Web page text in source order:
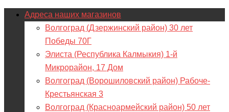
Адреса наших магазинов
Волгоград (Дзержинский район) 30 лет
Победы 70Г
Элиста (Республика Калмыкия) 1-й
Микрорайон, 17 Дом
Волгоград (Ворошиловский район) Рабоче-
Крестьянская 3
Волгоград (Красноармейский район) 50 лет